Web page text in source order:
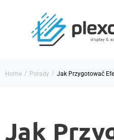
Home / Porady / Jak Przygotować
Jak